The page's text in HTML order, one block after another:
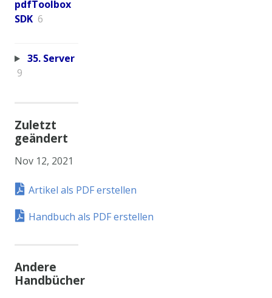
pdfToolbox
SDK 6
35. Server
9
Zuletzt
geändert
Nov 12, 2021
Artikel als PDF erstellen
Handbuch als PDF erstellen
Andere
Handbücher